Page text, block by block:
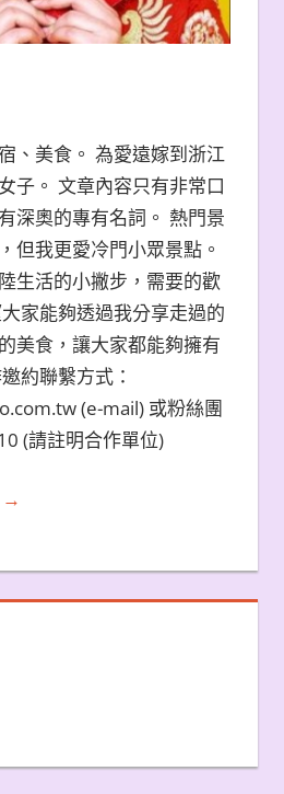
、美食。 為愛遠嫁到浙江
子。 文章內容只有非常口
深奧的專有名詞。 熱門景
但我更愛冷門小眾景點。
生活的小撇步，需要的歡
家能夠透過我分享走過的
美食，讓大家都能夠擁有
約聯繫方式：
(e-mail) 或粉絲團
(請註明合作單位)
→